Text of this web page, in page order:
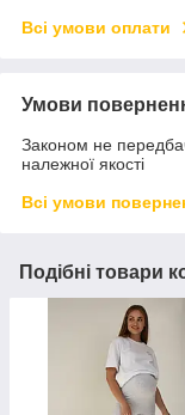
Всі умови оплати
Умови
Законом не
належної якості
Всі умови
Подібні товари